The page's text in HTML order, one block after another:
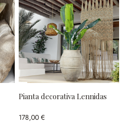
Pianta decorativa Lennidas
178,00 €